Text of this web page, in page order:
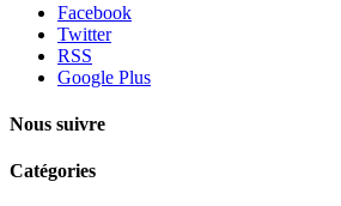
Facebook
Twitter
RSS
Google Plus
Nous suivre
Catégories